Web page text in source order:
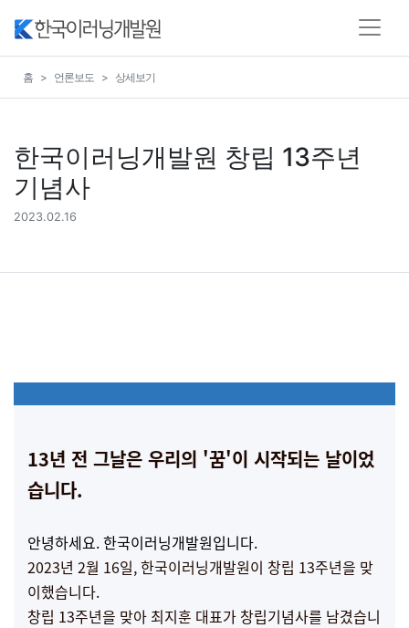
홈 언론보도 상세보기
한국이러닝개발원 창립 13주년
기념사
2023.02.16
13년 전 그날은 우리의 '꿈'이 시작되는 날이었
습니다.
안녕하세요. 한국이러닝개발원입니다.
2023년 2월 16일, 한국이러닝개발원이 창립 13주년을 맞
이했습니다.
창립 13주년을 맞아 최지훈 대표가 창립기념사를 남겼습니